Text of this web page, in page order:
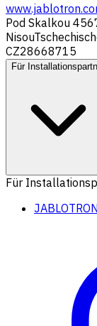
Pod Skalkou
Nisou
CZ28668715
Für
Für